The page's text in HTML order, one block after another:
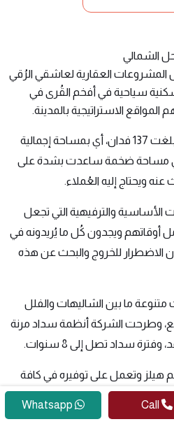
الشمالي
العقارية لعاشقي الرُقي
سياحية في أفخم القُرى في
الاستراتيجية بالمدينة.
وتميز المشروع بمساحته التي بلغت 137 فدان، أي بمساحة إجمالية
وهي مساحة ضخمة ساعدت بشدة على
ويحتاج إليه العُملاء.
الأساسية والترفيهية التي تجعل
أوقاتهم ويجدون كُل ما يُريدونه في
للخروج والبحث عن هذه
ما بين الشاليهات والفلل
من 100 متر مربع، وطرحت الشركة أنظمة سداد مرنة
هيلز وتعمل على توفيره في كافة
شراء وحدات سكنية داخل
Call
Whatsapp